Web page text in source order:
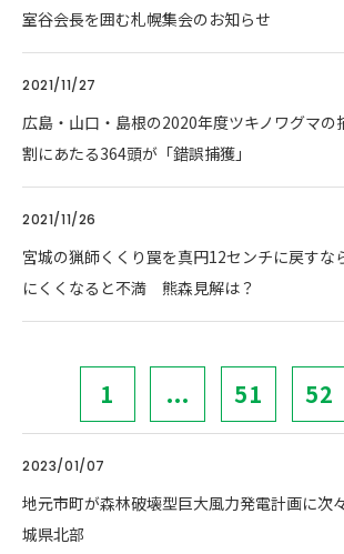
室谷会長を囲む札幌集会のお知らせ
2021/11/27
広島・山口・島根の2020年度ツキノワグマの
割にあたる364頭が「錯誤捕獲」
2021/11/26
宮城の猟師くくり罠を真円12センチに戻すな
にくくなると不満 熊森見解は？
1 ... 51 52
2023/01/07
地元市町が森林破壊型巨大風力発電計画に
城県北部